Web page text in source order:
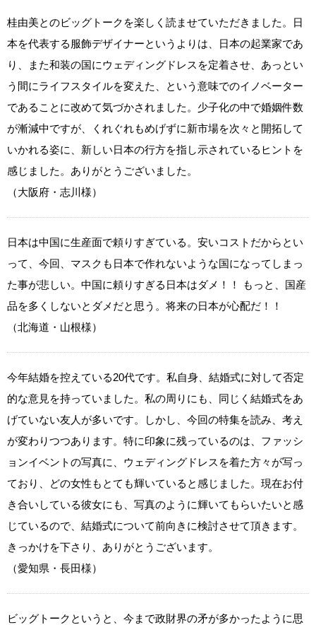
桂由美とのビッグトークを楽しく読ませていただきました。日
本を代表する服飾デザイナーというよりは、日本の起業家であ
り、また和装の国にウェディングドレスを定着させ、あっとい
う間にライフスタイルを変えた、という意味でのイノベーター
であることに改めて気づかされました。少子化の中で婚姻件数
が漸減中ですが、くれぐれもめげずに新市場を次々と開拓して
いかれる姿に、新しい日本の行方を指し示されているヒントを
感じました。ありがとうございました。
（大阪府・志川様）
日本は中国に生産面で頼りすぎている。安いコストだからとい
って、今回、マスクも日本で作れないような国になってしまっ
た事が悲しい。中国に頼りすぎる日本はダメ！！ もっと、国産
品を多くしないとダメだと思う。将来の日本が心配だ！！
（北海道・山根様）
今年結婚を控えている20代です。私自身、結婚式に対して否定
的な意見を持っていました。私の周りにも、同じく結婚式をあ
げていない友人が多いです。しかし、今回の特集を読み、考え
が変わりつつあります。特に印象に残っているのは、ファッシ
ョンイベントの写真に、ウェディングドレスを着た方々が写っ
ており、どの女性もとても輝いていると感じました。現在お付
き合いしている彼女にも、写真のように輝いてもらいたいと感
じているので、結婚式について前向きに検討させて頂きます。
きっかけを下さり、ありがとうございます。
（愛知県・長田様）
ビッグトークというと、今まで政財界の矛が多かったように思